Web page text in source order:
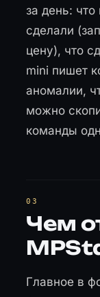
за день:
сделали
цену), что
mini пишет
аномалии,
можно
команды
Чем
Главное в